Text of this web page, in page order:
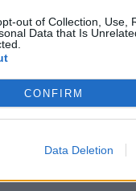
out of Collection, Use,
Data that Is
CONFIRM
Data Deletion